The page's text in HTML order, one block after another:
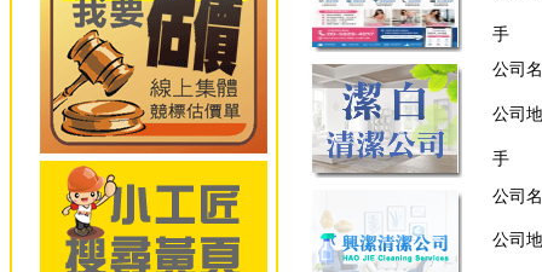
手
公司
公司
手
公司
公司